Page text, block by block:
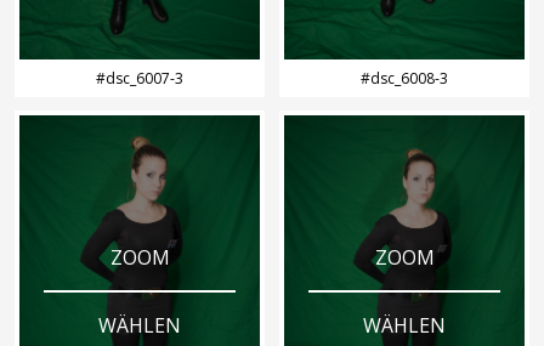
#dsc_6007-3 #dsc_6008-3
ZOOM
WÄHLEN
ZOOM
WÄHLEN